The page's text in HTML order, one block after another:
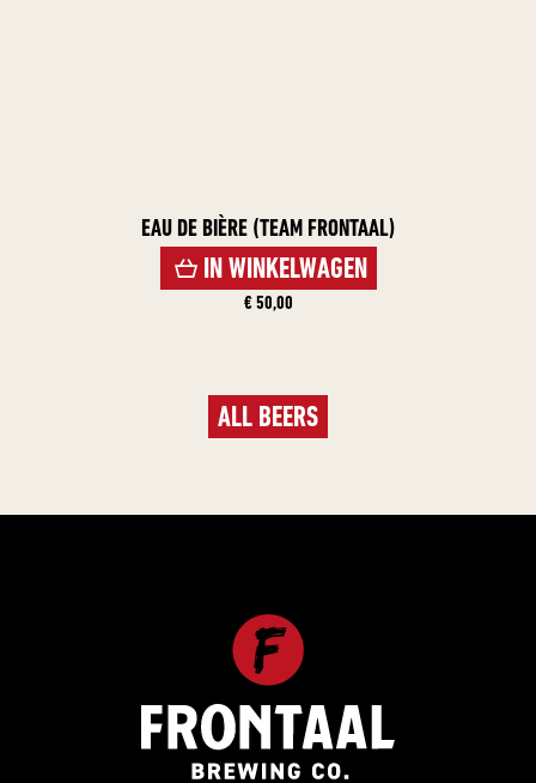
EAU DE BIÈRE (TEAM FRONTAAL)
IN WINKELWAGEN
€ 50,00
ALL BEERS